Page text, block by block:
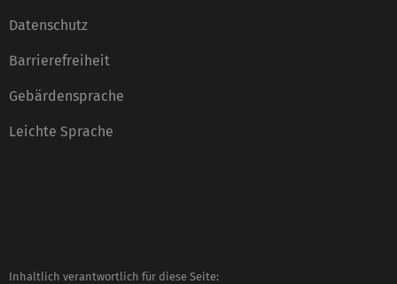
Datenschutz
Barrierefreiheit
Gebärdensprache
Leichte Sprache
Inhaltlich verantwortlich für diese Seite: